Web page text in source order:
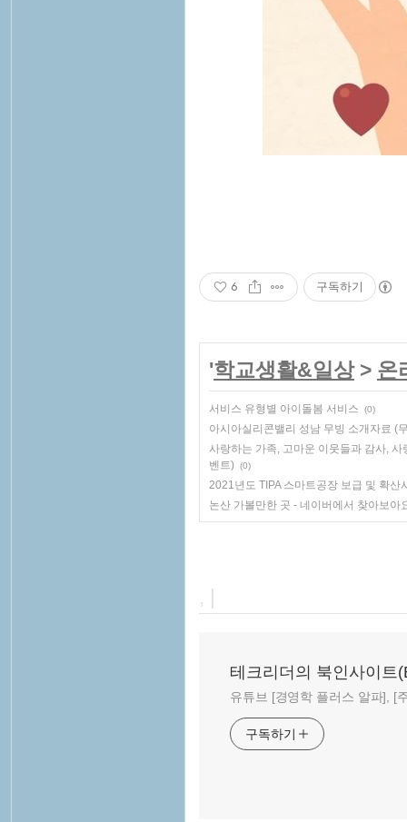
6 구독하기
'학교생활&일상> 온
서비스 유형별 아이돌봄 서비스 (0)
아시아실리콘밸리 성남 무빙 소개자료 (
사랑하는 가족, 고마운 이웃들과 감사,
벤트) (0)
2021년도 TIPA 스마트공장 보급 및 확산
논산 가볼만한 곳 - 네이버에서 찾아보아
, |
테크리더의 북인사이트
유튜브 [경영학 플러스 알파], [
구독하기